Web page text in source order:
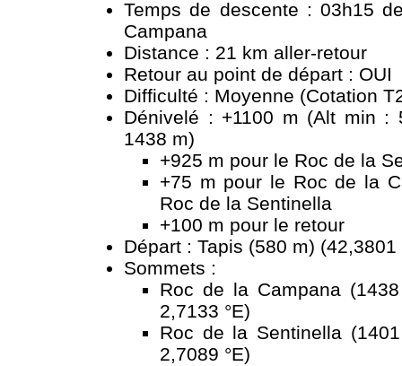
Temps de descente : 03h15
Campana
Distance : 21 km aller-retour
Retour au point de départ : OUI
Difficulté : Moyenne (Cotation
Dénivelé : +1100 m (Alt min
1438 m)
+925 m pour le Roc de la
+75 m pour le Roc de la
Roc de la Sentinella
+100 m pour le retour
Départ : Tapis (580 m) (42,3801
Sommets :
Roc de la Campana
2,7133 °E)
Roc de la Sentinella
2,7089 °E)